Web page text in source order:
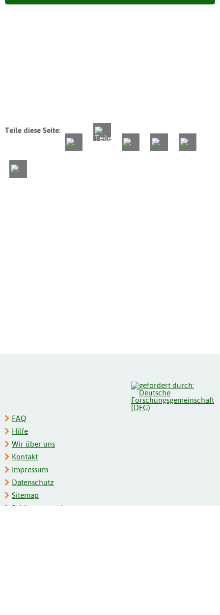
Teile diese Seite:
FAQ
Hilfe
Wir über uns
Kontakt
Impressum
Datenschutz
Sitemap
Schlagwortregister